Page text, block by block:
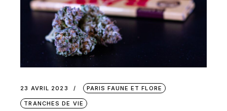
23 AVRIL 2023 PARIS FAUNE ET FLORE
TRANCHES DE VIE